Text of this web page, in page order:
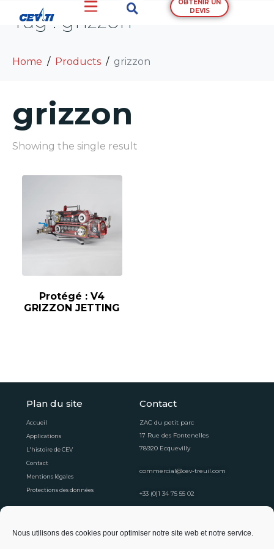
Nous utilisons des cookies pour optimiser notre site web et notre service.
OBTENIR UN
DEVIS
Tag : grizzon
Home Products grizzon
grizzon
Showing the single result
Protégé : V4
GRIZZON JETTING
Plan du site
Accueil
Applications
L'histoire de CEV
Contact
Mentions légales
Protections des données
Contact
ZAC du petit parc
17 Rue des Fontenelles
78920 Ecquevilly
commercial@cev-treuil.com
+33 (0)1 34 75 55 02
Horaires d'ouvertures